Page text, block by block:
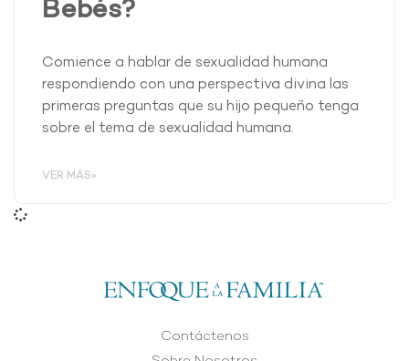
Bebés?
Comience a hablar de sexualidad humana
respondiendo con una perspectiva divina las
primeras preguntas que su hijo pequeño tenga
sobre el tema de sexualidad humana.
VER MÁS»
Contáctenos